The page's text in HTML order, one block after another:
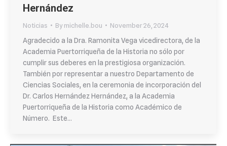
Hernández
Noticias Bymichelle.bou
November 26, 2024
Agradecido a la Dra. Ramonita Vega vicedirectora, de la
Academia Puertorriqueña de la Historia no sólo por
cumplir sus deberes en la prestigiosa organización.
También por representar a nuestro Departamento de
Ciencias Sociales, en la ceremonia de incorporación del
Dr. Carlos Hernández Hernández, a la Academia
Puertorriqueña de la Historia como Académico de
Número. Este…